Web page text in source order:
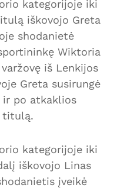
kategorijoje iki
iškovojo Greta
shodanietė
Wiktoria
iš Lenkijos
Greta susirungė
ir po atkaklios
titulą.
kategorijoje iki
iškovojo Linas
įveikė